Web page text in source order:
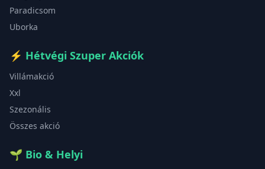
Paradicsom
Uborka
⚡ Hétvégi Szuper Akciók
Villámakció
Xxl
Szezonális
Összes akció
🌱 Bio & Helyi